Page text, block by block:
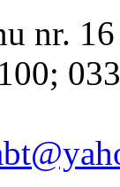
nr. 16